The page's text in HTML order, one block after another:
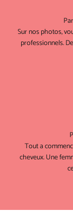
Sur nos photos,
professionnels.
Tout a
cheveux. Une